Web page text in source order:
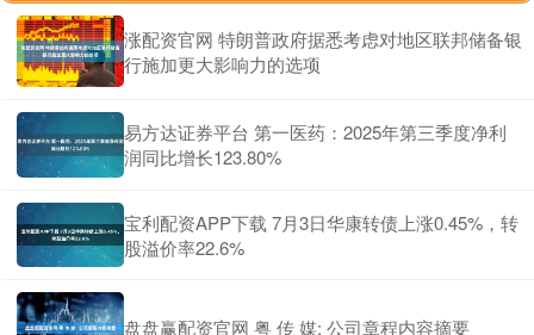
涨配资官网 特朗普政府据悉考虑对地区联邦储备银
行施加更大影响力的选项
易方达证券平台 第一医药：2025年第三季度净利
润同比增长123.80%
宝利配资APP下载 7月3日华康转债上涨0.45%，转
股溢价率22.6%
盘盘赢配资官网 粤 传 媒: 公司章程内容摘要